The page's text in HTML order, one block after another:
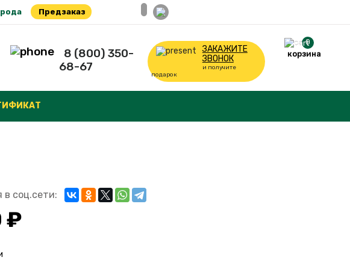
Предзаказ
8 (800) 350-
68-67
ЗАКАЖИТЕ
ЗВОНОК
и получите
подарок
0
корзина
в соц.сети:
₽